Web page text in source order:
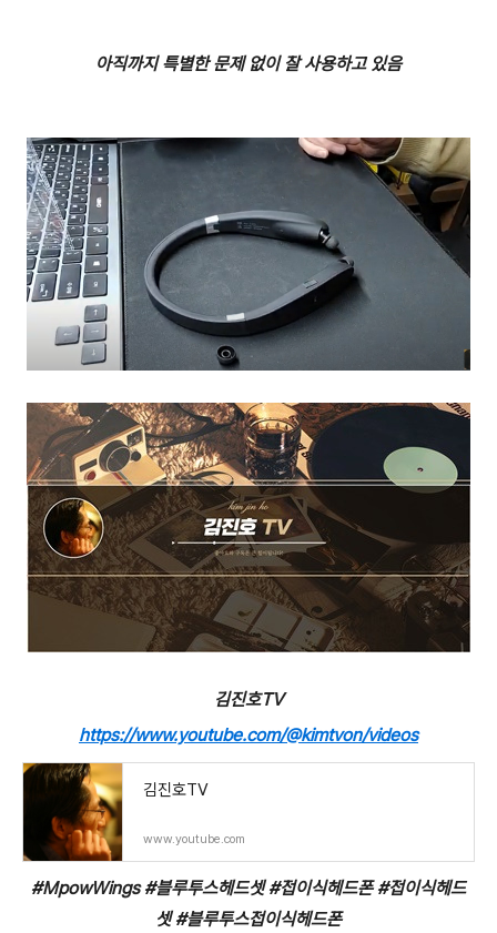
아직까지 특별한 문제 없이 잘 사용하고 있음
김진호TV
https://www.youtube.com/@kimtvon/videos
김진호TV
www.youtube.com
#MpowWings #블루투스헤드셋 #접이식헤드폰 #접이식헤드
셋 #블루투스접이식헤드폰